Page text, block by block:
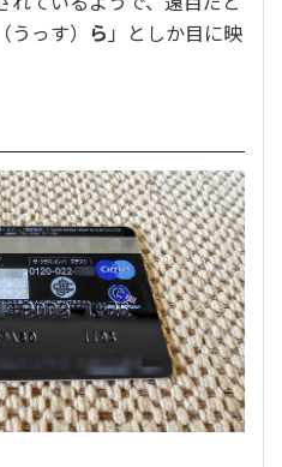
（うっす） ら 」としか目に映